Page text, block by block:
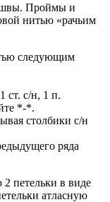
швы. Проймы и
нитью «рачьим
следующим
ст. с/н, 1 п.
*-*.
столбики с/н
ряда
петельки в виде
атласную